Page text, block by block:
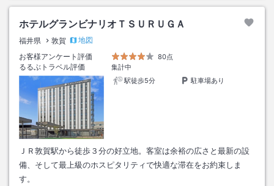
ホテルグランビナリオＴＳＵＲＵＧＡ
福井県 敦賀
地図
お客様アンケート評価
80点
るるぶトラベル評価
集計中
駅徒歩5分
駐車場あり
ＪＲ敦賀駅から徒歩３分の好立地。客室は余裕の広さと最新の設
備、そして最上級のホスピタリティで快適な滞在をお約束しま
す。